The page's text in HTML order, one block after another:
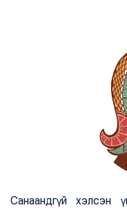
Санаандгүй хэлсэн